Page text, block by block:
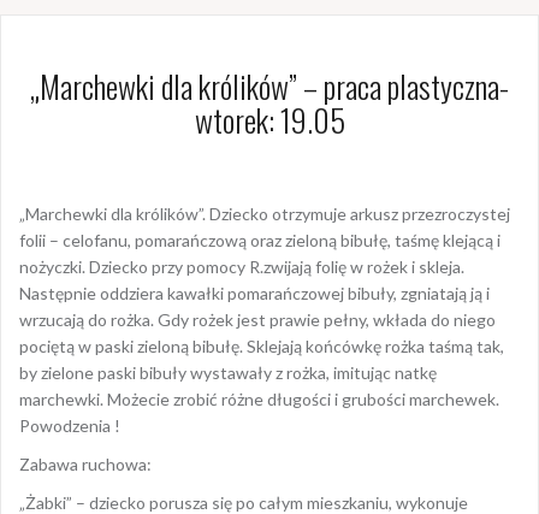
„Marchewki dla królików” – praca plastyczna-
wtorek: 19.05
„Marchewki dla królików”. Dziecko otrzymuje arkusz przezroczystej
folii – ce­lofanu, pomarańczową oraz zieloną bibułę, taśmę klejącą i
nożyczki. Dziecko przy pomocy R.zwijają folię w rożek i skleja.
Następ­nie oddziera kawałki pomarańczowej bibuły, zgniatają ją i
wrzucają do rożka. Gdy rożek jest prawie pełny, wkłada do niego
pociętą w paski zieloną bibułę. Sklejają końców­kę rożka taśmą tak,
by zielone paski bibuły wystawały z rożka, imitując natkę
marchewki. Możecie zrobić różne długości i grubości marchewek.
Powodzenia !
Zabawa ruchowa:
„Żabki” – dziecko porusza się po całym mieszkaniu, wykonuje